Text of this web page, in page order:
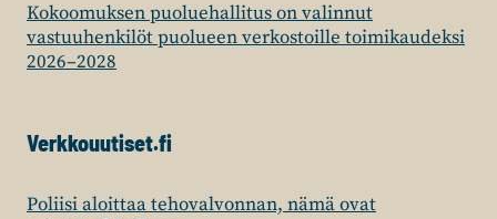
Kokoomuksen puoluehallitus on valinnut
vastuuhenkilöt puolueen verkostoille toimikaudeksi
2026–2028
Verkkouutiset.fi
Poliisi aloittaa tehovalvonnan, nämä ovat